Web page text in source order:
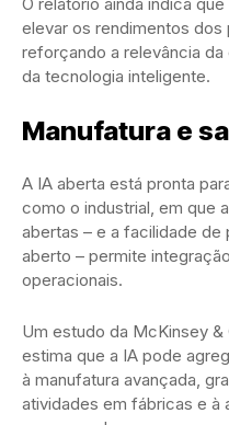
elevar os rendimentos
reforçando a relevância
da tecnologia inteligente.
Manufatura e
A IA aberta está pronta
como o industrial, em que
abertas – e a facilidade de
aberto – permite
operacionais.
Um estudo da McKinsey
estima que a IA pode
à manufatura avançada,
atividades em fábricas e à